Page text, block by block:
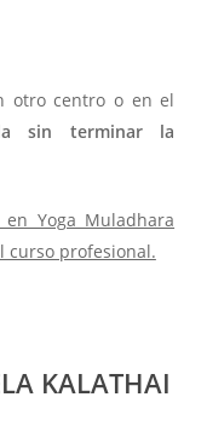
otro centro o en el
sin terminar la
Yoga Muladhara
curso profesional.
KALATHAI